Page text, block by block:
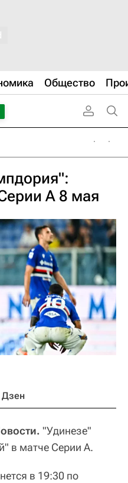
Общество
А 8 мая
Дзен
"Удинезе"
в матче Серии А.
в 19:30 по